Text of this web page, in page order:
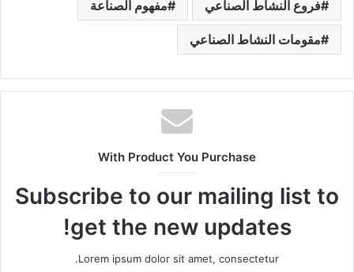
فروع النشاط الصناعي مفهوم الصناعة
مقومات النشاط الصناعي
With Product You Purchase
Subscribe to our mailing list to
get the new updates!
Lorem ipsum dolor sit amet, consectetur.